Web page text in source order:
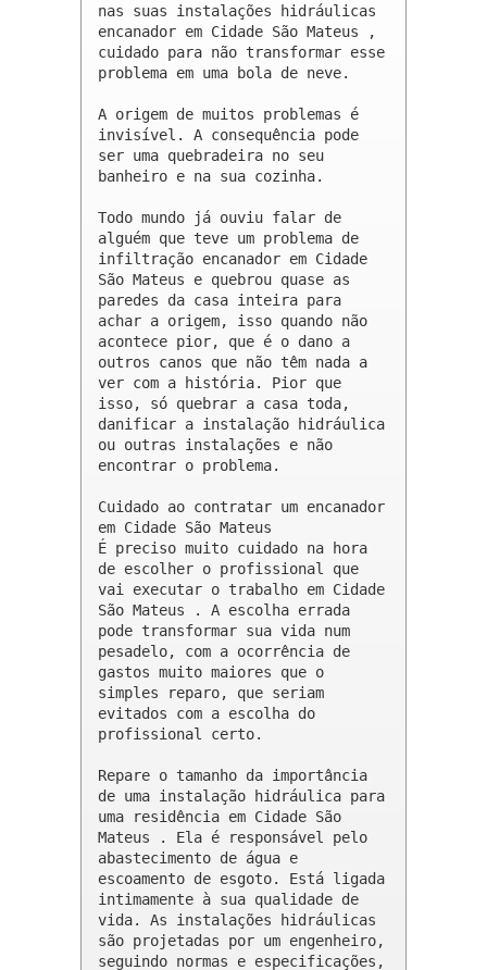
nas suas instalações hidráulicas
encanador em Cidade São Mateus ,
cuidado para não transformar esse
problema em uma bola de neve.
A origem de muitos problemas é
invisível. A consequência pode
ser uma quebradeira no seu
banheiro e na sua cozinha.
Todo mundo já ouviu falar de
alguém que teve um problema de
infiltração encanador em Cidade
São Mateus e quebrou quase as
paredes da casa inteira para
achar a origem, isso quando não
acontece pior, que é o dano a
outros canos que não têm nada a
ver com a história. Pior que
isso, só quebrar a casa toda,
danificar a instalação hidráulica
ou outras instalações e não
encontrar o problema.
Cuidado ao contratar um encanador
em Cidade São Mateus
É preciso muito cuidado na hora
de escolher o profissional que
vai executar o trabalho em Cidade
São Mateus . A escolha errada
pode transformar sua vida num
pesadelo, com a ocorrência de
gastos muito maiores que o
simples reparo, que seriam
evitados com a escolha do
profissional certo.
Repare o tamanho da importância
de uma instalação hidráulica para
uma residência em Cidade São
Mateus . Ela é responsável pelo
abastecimento de água e
escoamento de esgoto. Está ligada
intimamente à sua qualidade de
vida. As instalações hidráulicas
são projetadas por um engenheiro,
seguindo normas e especificações,